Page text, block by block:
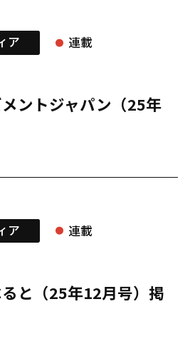
ア 連載
ントジャパン（25年
ア 連載
と（25年12月号）掲